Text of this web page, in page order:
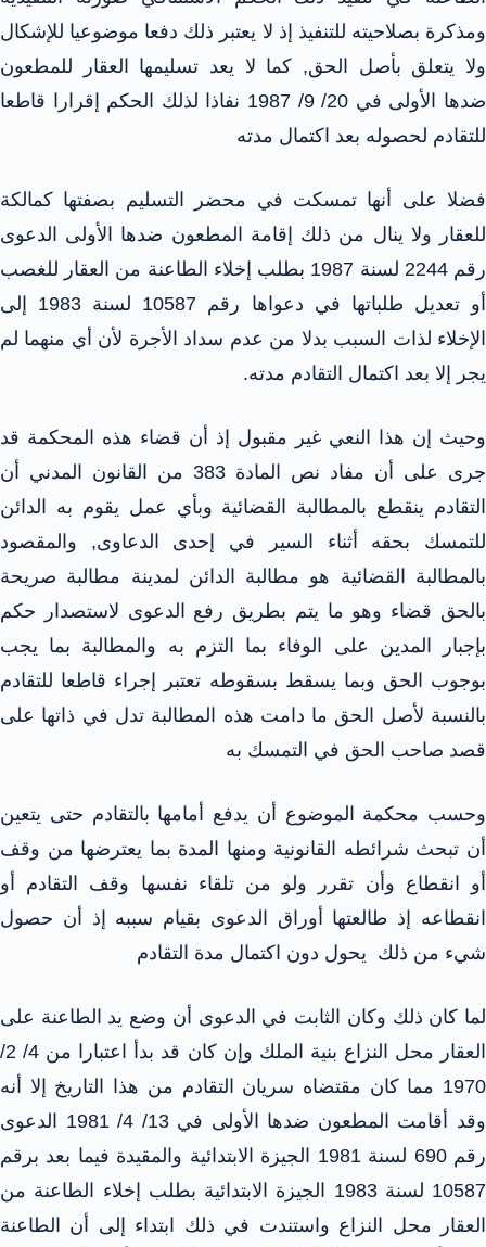
ومذكرة بصلاحيته للتنفيذ إذ لا يعتبر ذلك دفعا موضوعيا للإشكال
ولا يتعلق بأصل الحق, كما لا يعد تسليمها العقار للمطعون
ضدها الأولى في 20/ 9/ 1987 نفاذا لذلك الحكم إقرارا قاطعا
للتقادم لحصوله بعد اكتمال مدته
فضلا على أنها تمسكت في محضر التسليم بصفتها كمالكة
للعقار ولا ينال من ذلك إقامة المطعون ضدها الأولى الدعوى
رقم 2244 لسنة 1987 بطلب إخلاء الطاعنة من العقار للغصب
أو تعديل طلباتها في دعواها رقم 10587 لسنة 1983 إلى
الإخلاء لذات السبب بدلا من عدم سداد الأجرة لأن أي منهما لم
يجر إلا بعد اكتمال التقادم مدته.
وحيث إن هذا النعي غير مقبول إذ أن قضاء هذه المحكمة قد
جرى على أن مفاد نص المادة 383 من القانون المدني أن
التقادم ينقطع بالمطالبة القضائية وبأي عمل يقوم به الدائن
للتمسك بحقه أثناء السير في إحدى الدعاوى, والمقصود
بالمطالبة القضائية هو مطالبة الدائن لمدينة مطالبة صريحة
بالحق قضاء وهو ما يتم بطريق رفع الدعوى لاستصدار حكم
بإجبار المدين على الوفاء بما التزم به والمطالبة بما يجب
بوجوب الحق وبما يسقط بسقوطه تعتبر إجراء قاطعا للتقادم
بالنسبة لأصل الحق ما دامت هذه المطالبة تدل في ذاتها على
قصد صاحب الحق في التمسك به
وحسب محكمة الموضوع أن يدفع أمامها بالتقادم حتى يتعين
أن تبحث شرائطه القانونية ومنها المدة بما يعترضها من وقف
أو انقطاع وأن تقرر ولو من تلقاء نفسها وقف التقادم أو
انقطاعه إذ طالعتها أوراق الدعوى بقيام سببه إذ أن حصول
شيء من ذلك يحول دون اكتمال مدة التقادم
لما كان ذلك وكان الثابت في الدعوى أن وضع يد الطاعنة على
العقار محل النزاع بنية الملك وإن كان قد بدأ اعتبارا من 4/ 2/
1970 مما كان مقتضاه سريان التقادم من هذا التاريخ إلا أنه
وقد أقامت المطعون ضدها الأولى في 13/ 4/ 1981 الدعوى
رقم 690 لسنة 1981 الجيزة الابتدائية والمقيدة فيما بعد برقم
10587 لسنة 1983 الجيزة الابتدائية بطلب إخلاء الطاعنة من
العقار محل النزاع واستندت في ذلك ابتداء إلى أن الطاعنة